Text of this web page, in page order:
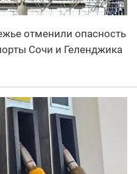
отменили опасность
Сочи и Геленджика